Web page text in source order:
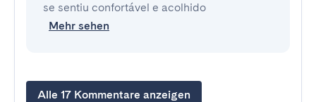
se sentiu confortável e acolhido
Mehr sehen
Alle 17 Kommentare anzeigen